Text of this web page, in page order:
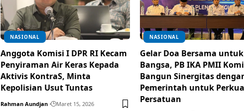
NASIONAL
Anggota Komisi I DPR RI Kecam
Penyiraman Air Keras Kepada
Aktivis KontraS, Minta
Kepolisian Usut Tuntas
Rahman Aundjan Maret 15, 2026
NASIONAL
Gelar Doa Bersama untuk
Bangsa, PB IKA PMII
Bangun Sinergitas
Pemerintah untuk
Persatuan